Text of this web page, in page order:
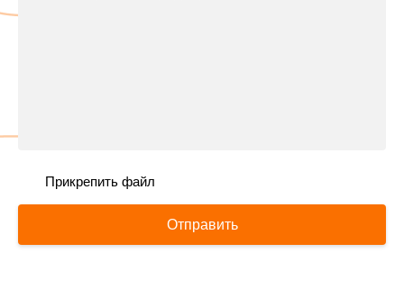
Прикрепить файл
Отправить